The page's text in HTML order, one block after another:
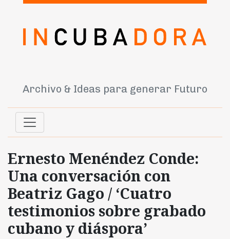
Archivo & Ideas para generar Futuro
Ernesto Menéndez Conde:
Una conversación con
Beatriz Gago / ‘Cuatro
testimonios sobre grabado
cubano y diáspora’